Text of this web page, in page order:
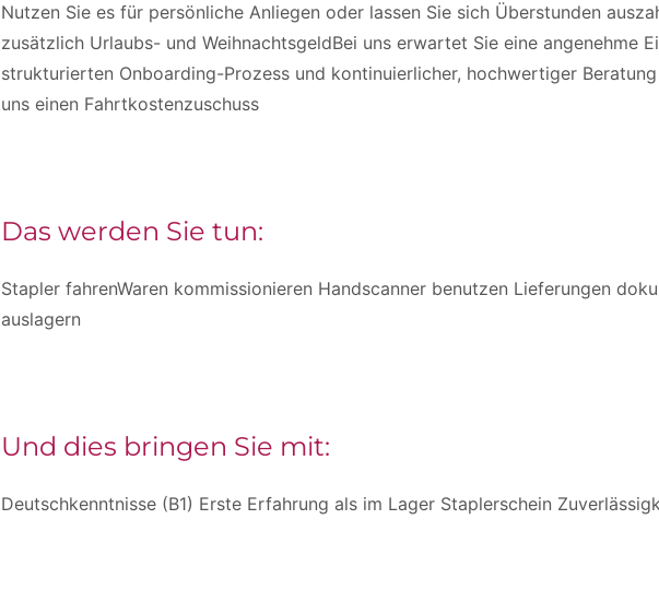
Nutzen Sie es für persönliche Anliegen oder lassen Sie sich Überstunden
zusätzlich Urlaubs- und WeihnachtsgeldBei uns erwartet Sie eine angenehme
strukturierten Onboarding-Prozess und kontinuierlicher, hochwertiger
uns einen Fahrtkostenzuschuss
Das werden Sie tun:
Stapler fahrenWaren kommissionieren Handscanner benutzen Lieferungen
auslagern
Und dies bringen Sie mit:
Deutschkenntnisse (B1) Erste Erfahrung als im Lager Staplerschein